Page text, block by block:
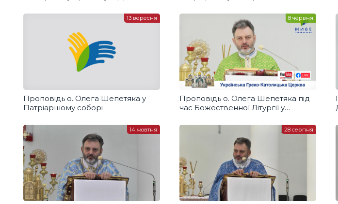
Проповідь о. Олега Шепетяка у
Патріаршому соборі
13 вересня
Проповідь о. Олега Шепетяка під
час Божественної Літургії у
8 червня
14 жовтня 28 серпня